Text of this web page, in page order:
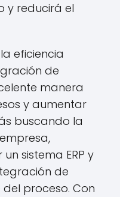
y reducirá el
eficiencia
de
manera
y aumentar
buscando la
sistema ERP y
de
proceso. Con